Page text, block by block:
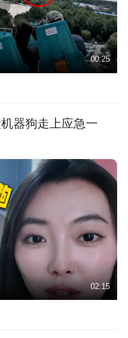
00:25
器狗走上应急一
02:15